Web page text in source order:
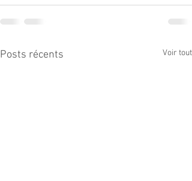
Posts récents Voir tout